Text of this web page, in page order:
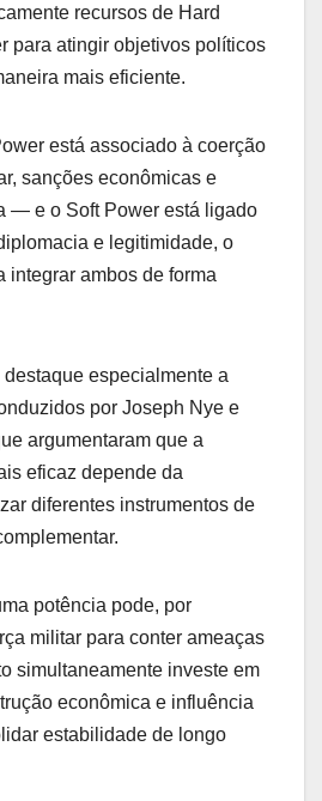
recursos de Hard
para atingir objetivos políticos
mais eficiente.
está associado à coerção
sanções econômicas e
— e o Soft Power está ligado
e legitimidade, o
integrar ambos de forma
especialmente a
por Joseph Nye e
argumentaram que a
eficaz depende da
diferentes instrumentos de
potência pode, por
militar para conter ameaças
simultaneamente investe em
econômica e influência
estabilidade de longo